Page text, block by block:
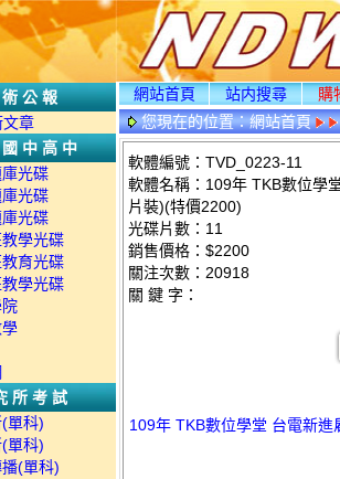
公報
文章
中高中
光碟
光碟
光碟
學光碟
育光碟
學光碟
所考試
單科)
單科)
(單科)
網站首頁 站内搜尋 購
您現在的位置：網站首頁
軟體編號：TVD_0223-11
軟體名稱：109年 TKB數位學
片裝)(特價2200)
光碟片數：11
銷售價格：$2200
關注次數： 20918
關 鍵 字：
109年 TKB數位學堂 台電新